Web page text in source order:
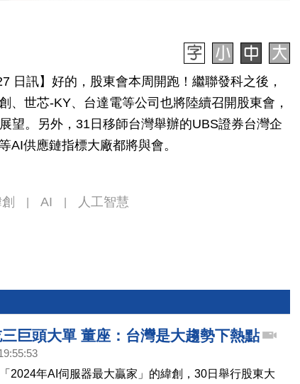
日訊】好的，股東會本周開跑！繼聯發科之後，
、世芯-KY、台達電等公司也將陸續召開股東會，
望。另外，31日移師台灣舉辦的UBS證券台灣企
AI供應鏈指標大廠都將與會。
AI 人工智慧
巨頭大單 董座：台灣是大趨勢下熱點
2024年AI伺服器最大贏家」的緯創，30日舉行股東大